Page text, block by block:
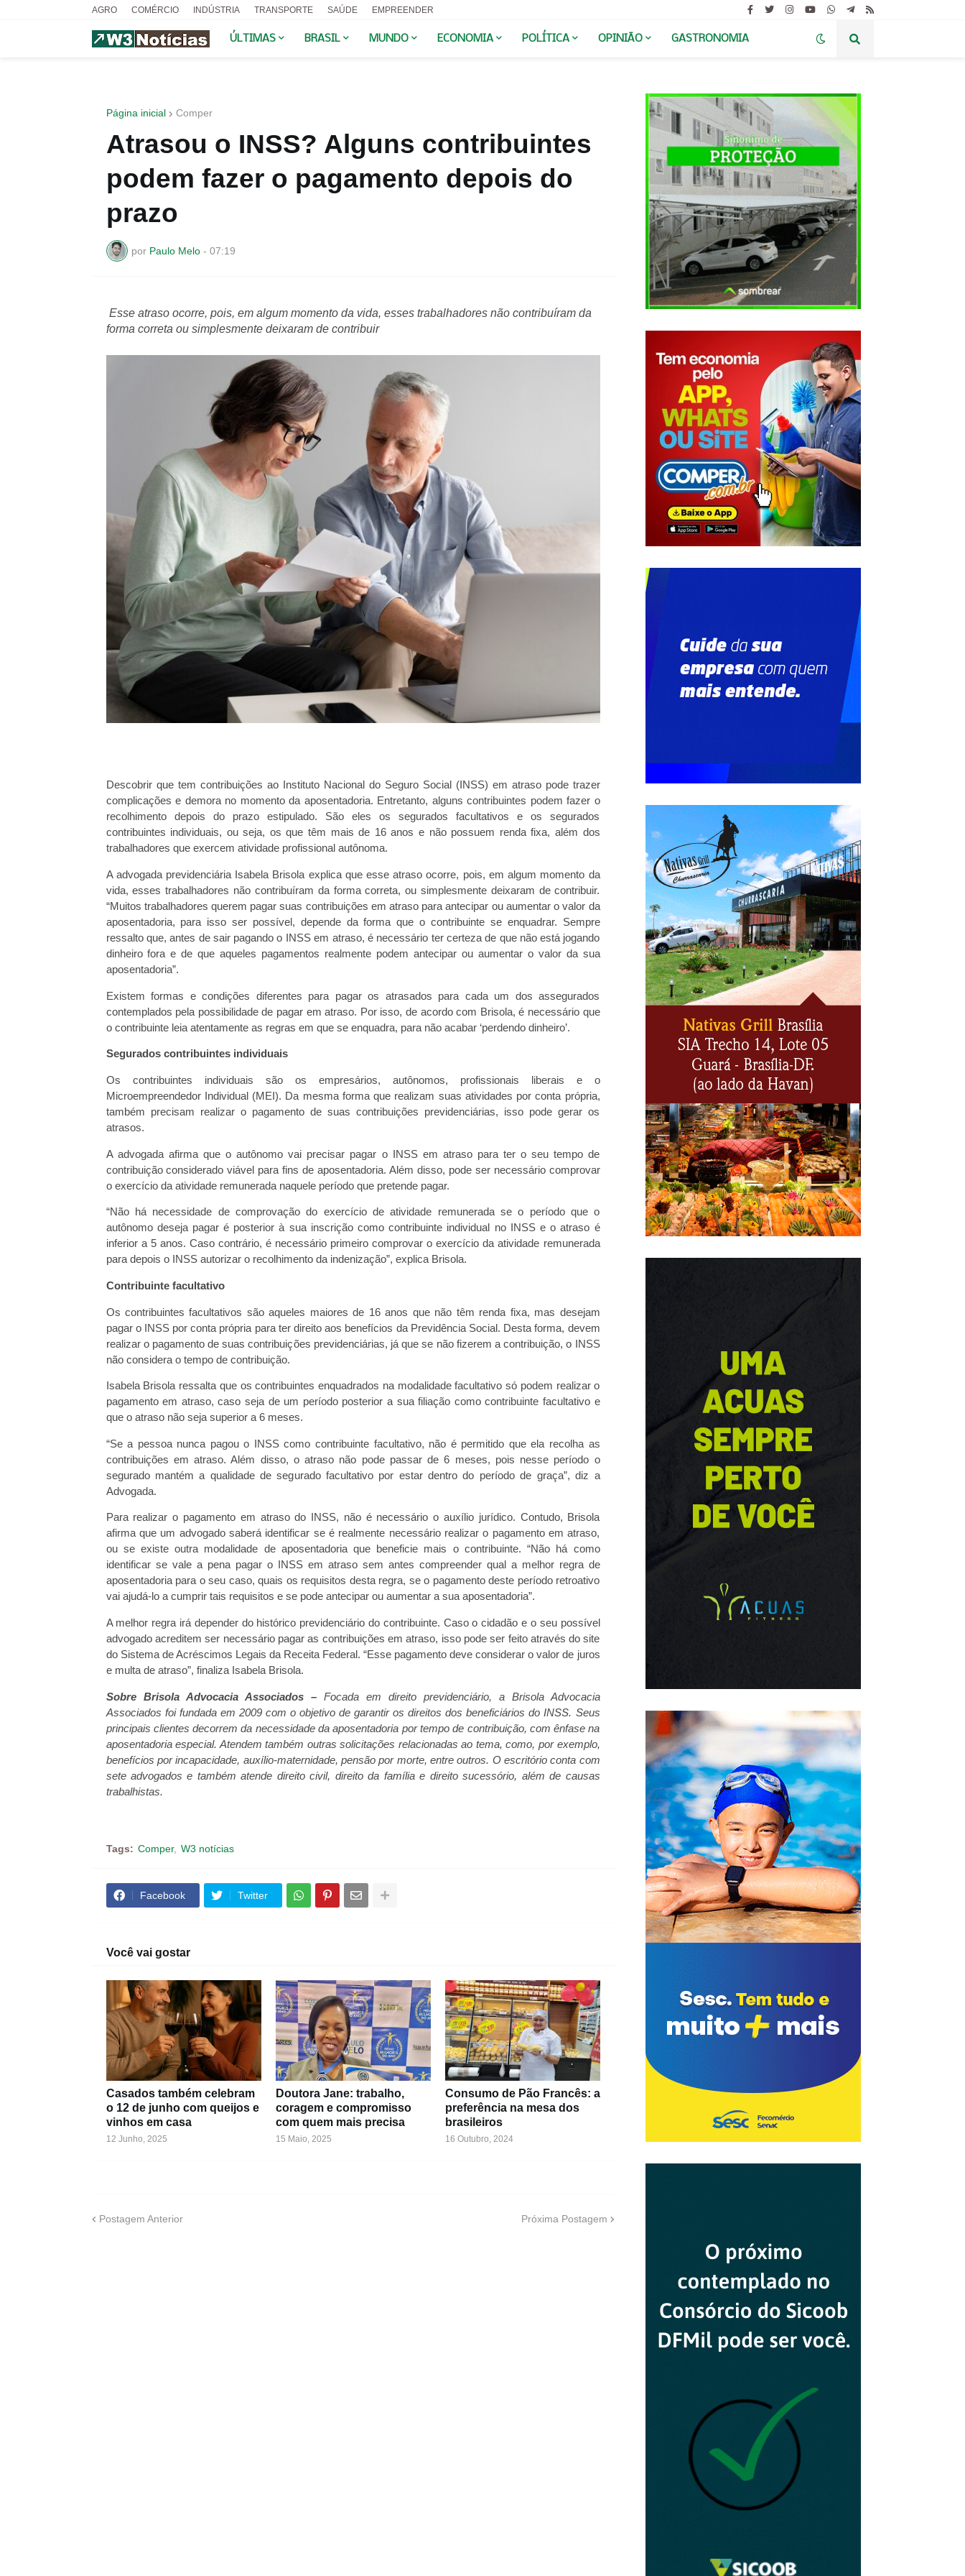
AGRO COMÉRCIO INDÚSTRIA TRANSPORTE SAÚDE EMPREENDER
ÚLTIMAS BRASIL MUNDO ECONOMIA POLÍTICA OPINIÃO GASTRONOMIA
Página inicial Comper
Atrasou o INSS? Alguns contribuintes
podem fazer o pagamento depois do
prazo
por Paulo Melo - 07:19
Esse atraso ocorre, pois, em algum momento da vida, esses trabalhadores não contribuíram da
forma correta ou simplesmente deixaram de contribuir
Descobrir que tem contribuições ao Instituto Nacional do Seguro Social (INSS) em atraso pode trazer
complicações e demora no momento da aposentadoria. Entretanto, alguns contribuintes podem fazer o
recolhimento depois do prazo estipulado. São eles os segurados facultativos e os segurados
contribuintes individuais, ou seja, os que têm mais de 16 anos e não possuem renda fixa, além dos
trabalhadores que exercem atividade profissional autônoma.
A advogada previdenciária Isabela Brisola explica que esse atraso ocorre, pois, em algum momento da
vida, esses trabalhadores não contribuíram da forma correta, ou simplesmente deixaram de contribuir.
“Muitos trabalhadores querem pagar suas contribuições em atraso para antecipar ou aumentar o valor da
aposentadoria, para isso ser possível, depende da forma que o contribuinte se enquadrar. Sempre
ressalto que, antes de sair pagando o INSS em atraso, é necessário ter certeza de que não está jogando
dinheiro fora e de que aqueles pagamentos realmente podem antecipar ou aumentar o valor da sua
aposentadoria”.
Existem formas e condições diferentes para pagar os atrasados para cada um dos assegurados
contemplados pela possibilidade de pagar em atraso. Por isso, de acordo com Brisola, é necessário que
o contribuinte leia atentamente as regras em que se enquadra, para não acabar ‘perdendo dinheiro’.
Segurados contribuintes individuais
Os contribuintes individuais são os empresários, autônomos, profissionais liberais e o
Microempreendedor Individual (MEI). Da mesma forma que realizam suas atividades por conta própria,
também precisam realizar o pagamento de suas contribuições previdenciárias, isso pode gerar os
atrasos.
A advogada afirma que o autônomo vai precisar pagar o INSS em atraso para ter o seu tempo de
contribuição considerado viável para fins de aposentadoria. Além disso, pode ser necessário comprovar
o exercício da atividade remunerada naquele período que pretende pagar.
“Não há necessidade de comprovação do exercício de atividade remunerada se o período que o
autônomo deseja pagar é posterior à sua inscrição como contribuinte individual no INSS e o atraso é
inferior a 5 anos. Caso contrário, é necessário primeiro comprovar o exercício da atividade remunerada
para depois o INSS autorizar o recolhimento da indenização”, explica Brisola.
Contribuinte facultativo
Os contribuintes facultativos são aqueles maiores de 16 anos que não têm renda fixa, mas desejam
pagar o INSS por conta própria para ter direito aos benefícios da Previdência Social. Desta forma, devem
realizar o pagamento de suas contribuições previdenciárias, já que se não fizerem a contribuição, o INSS
não considera o tempo de contribuição.
Isabela Brisola ressalta que os contribuintes enquadrados na modalidade facultativo só podem realizar o
pagamento em atraso, caso seja de um período posterior a sua filiação como contribuinte facultativo e
que o atraso não seja superior a 6 meses.
“Se a pessoa nunca pagou o INSS como contribuinte facultativo, não é permitido que ela recolha as
contribuições em atraso. Além disso, o atraso não pode passar de 6 meses, pois nesse período o
segurado mantém a qualidade de segurado facultativo por estar dentro do período de graça”, diz a
Advogada.
Para realizar o pagamento em atraso do INSS, não é necessário o auxílio jurídico. Contudo, Brisola
afirma que um advogado saberá identificar se é realmente necessário realizar o pagamento em atraso,
ou se existe outra modalidade de aposentadoria que beneficie mais o contribuinte. “Não há como
identificar se vale a pena pagar o INSS em atraso sem antes compreender qual a melhor regra de
aposentadoria para o seu caso, quais os requisitos desta regra, se o pagamento deste período retroativo
vai ajudá-lo a cumprir tais requisitos e se pode antecipar ou aumentar a sua aposentadoria”.
A melhor regra irá depender do histórico previdenciário do contribuinte. Caso o cidadão e o seu possível
advogado acreditem ser necessário pagar as contribuições em atraso, isso pode ser feito através do site
do Sistema de Acréscimos Legais da Receita Federal. “Esse pagamento deve considerar o valor de juros
e multa de atraso”, finaliza Isabela Brisola.
Sobre Brisola Advocacia Associados – Focada em direito previdenciário, a Brisola Advocacia
Associados foi fundada em 2009 com o objetivo de garantir os direitos dos beneficiários do INSS. Seus
principais clientes decorrem da necessidade da aposentadoria por tempo de contribuição, com ênfase na
aposentadoria especial. Atendem também outras solicitações relacionadas ao tema, como, por exemplo,
benefícios por incapacidade, auxílio-maternidade, pensão por morte, entre outros. O escritório conta com
sete advogados e também atende direito civil, direito da família e direito sucessório, além de causas
trabalhistas.
Tags: Comper W3 notícias
Facebook Twitter
Você vai gostar
Casados também celebram
o 12 de junho com queijos e
vinhos em casa
12 Junho, 2025
Doutora Jane: trabalho,
coragem e compromisso
com quem mais precisa
15 Maio, 2025
Consumo de Pão Francês: a
preferência na mesa dos
brasileiros
16 Outubro, 2024
Postagem Anterior Próxima Postagem